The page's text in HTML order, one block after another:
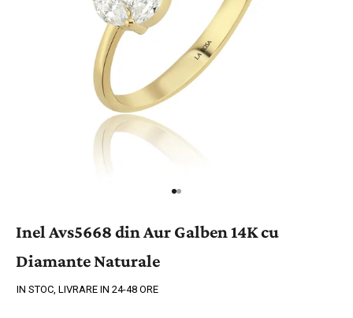
Inel Avs5668 din Aur Galben 14K cu
Diamante Naturale
IN STOC, LIVRARE IN 24-48 ORE